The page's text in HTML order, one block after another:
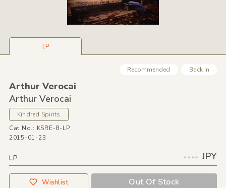
LP
Recommended Back In
Arthur Verocai
Arthur Verocai
Kindred Spirits
Cat No.: KSRE-8-LP
2015-01-23
LP ---- JPY
Wishlist Out Of Stock